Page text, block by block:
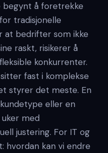
begynt å foretrekke
tradisjonelle
at bedrifter som ikke
raskt, risikerer å
konkurrenter.
fast i komplekse
styrer det meste. En
eller en
med
justering. For IT og
hvordan kan vi endre